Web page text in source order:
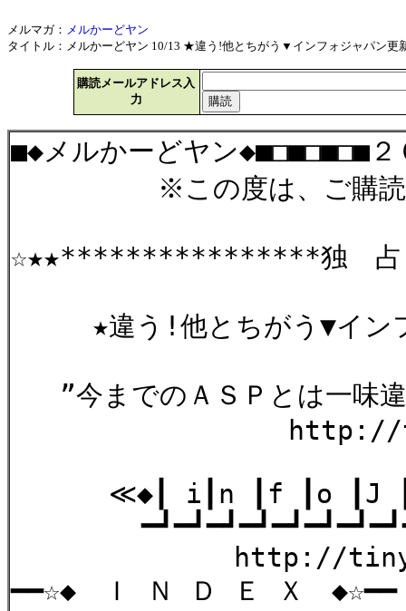
メルマガ： メルかーどヤン
タイトル：メルかーどヤン 10/13 ★違う!他とちがう▼インフォジャパン
購読メールアドレス入
力
■◆メルかーどヤン◆■□■□■□■
※この度は、ご購読有
☆★★****************独
★違う!他とちがう▼インフ
”今までのＡＳＰとは一味
http://
≪◆┃ i┃n ┃f ┃o ┃J
http://
━━☆◆ Ｉ Ｎ Ｄ Ｅ Ｘ ◆☆━━